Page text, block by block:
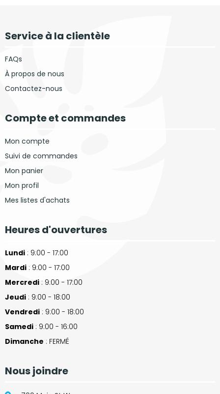
Service à la clientèle
FAQs
À propos de nous
Contactez-nous
Compte et commandes
Mon compte
Suivi de commandes
Mon panier
Mon profil
Mes listes d'achats
Heures d'ouvertures
Lundi : 9:00 - 17:00
Mardi : 9:00 - 17:00
Mercredi : 9:00 - 17:00
Jeudi : 9:00 - 18:00
Vendredi : 9:00 - 18:00
Samedi : 9:00 - 16:00
Dimanche : FERMÉ
Nous joindre